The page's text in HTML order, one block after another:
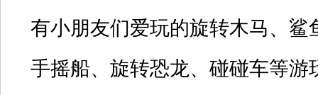
有小朋友们爱玩的旋转木马、鲨
手摇船、旋转恐龙、碰碰车等游